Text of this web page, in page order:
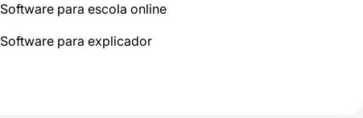
Software para escola online
Software para explicador